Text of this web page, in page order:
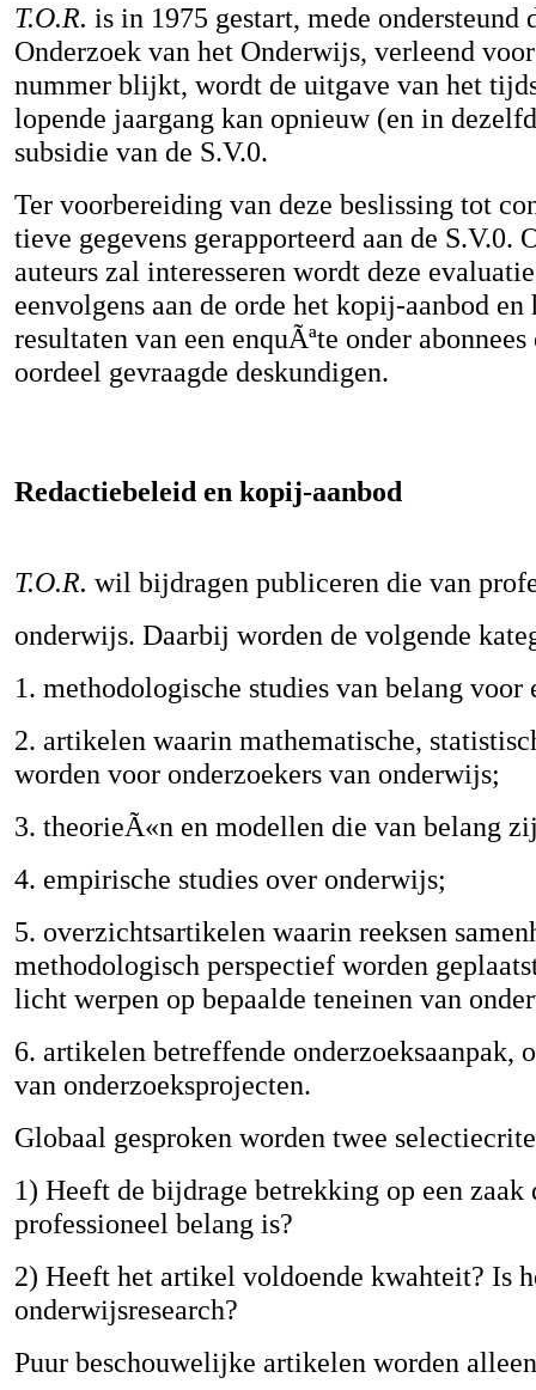
T.O.R. is in 1975 gestart, mede
Onderzoek van het Onderwijs, verleend
nummer blijkt, wordt de uitgave van het
lopende jaargang kan opnieuw (en in
subsidie van de S.V.0.
Ter voorbereiding van deze beslissing tot
tieve gegevens gerapporteerd aan de
auteurs zal interesseren wordt deze
eenvolgens aan de orde het kopij-aanbod
resultaten van een enquÃªte onder
oordeel gevraagde deskundigen.
Redactiebeleid en kopij-aanbod
T.O.R. wil bijdragen publiceren die van
onderwijs. Daarbij worden de volgende
1. methodologische studies van belang
2. artikelen waarin mathematische,
worden voor onderzoekers van onderwijs;
3. theorieÃ«n en modellen die van belang
4. empirische studies over onderwijs;
5. overzichtsartikelen waarin reeksen
methodologisch perspectief worden
licht werpen op bepaalde teneinen van
6. artikelen betreffende onderzoeksaanpak,
van onderzoeksprojecten.
Globaal gesproken worden twee
1) Heeft de bijdrage betrekking op een zaak
professioneel belang is?
2) Heeft het artikel voldoende kwahteit? Is
onderwijsresearch?
Puur beschouwelijke artikelen worden